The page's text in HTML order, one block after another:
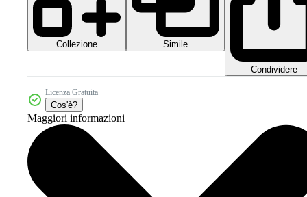
Collezione Simile
Condividere
Licenza Gratuita
Cos'è?
Maggiori informazioni